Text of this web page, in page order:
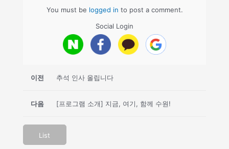
You must be logged in to post a comment.
Social Login
이전 추석 인사 올립니다
[프로그램 소개] 지금, 여기, 함께 수원!
다음
List